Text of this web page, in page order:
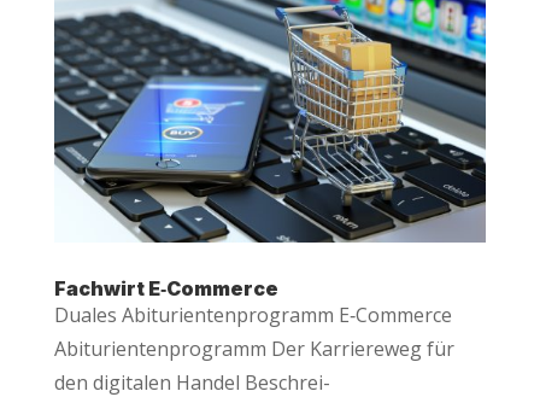
Fach­wirt E‑Commerce
Dua­les Abitu­ri­en­ten­pro­gramm E‑Commerce
Abitu­ri­en­ten­pro­gramm Der Kar­rie­re­weg für
den digi­ta­len Handel Beschrei­